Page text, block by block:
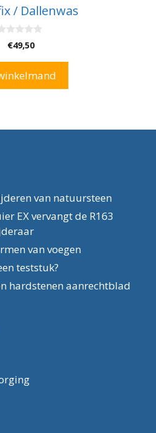
/ Dallenwas
€49,50
van natuursteen
EX vervangt de R163
van voegen
teststuk?
hardstenen aanrechtblad